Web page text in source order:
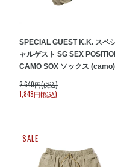
SPECIAL GUEST K.K. スペ
ャルゲスト SG SEX
CAMO SOX ソックス (camo)
2,640円(税込)
1,848円(税込)
SALE